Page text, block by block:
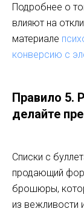
Подробнее о
влияют на
материале
конверсию с
Правило 5.
делайте
Списки с
продающий
брошюры,
из вежливости